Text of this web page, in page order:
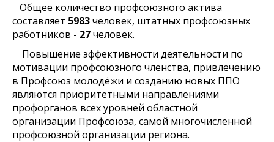
Общее количество профсоюзного актива
составляет 5983человек, штатных профсоюзных
работников - 27человек.
Повышение эффективности деятельности по
мотивации профсоюзного членства, привлечению
в Профсоюз молодёжи и созданию новых ППО
являются приоритетными направлениями
профорганов всех уровней областной
организации Профсоюза, самой многочисленной
профсоюзной организации региона.